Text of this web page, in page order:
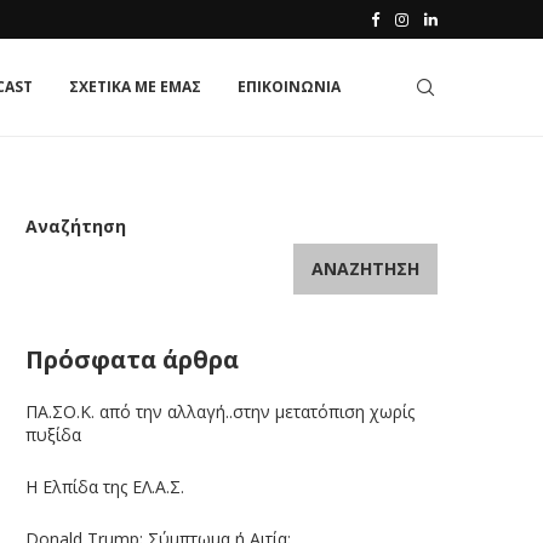
ΣΧΕΤΙΚΑ ΜΕ ΕΜΑΣ ΕΠΙΚΟΙΝΩΝΙΑ
Αναζήτηση
ΑΝΑΖΉΤΗΣΗ
Πρόσφατα άρθρα
ΠΑ.ΣΟ.Κ. από την αλλαγή..στην μετατόπιση χωρίς
πυξίδα
Η Ελπίδα της ΕΛ.Α.Σ.